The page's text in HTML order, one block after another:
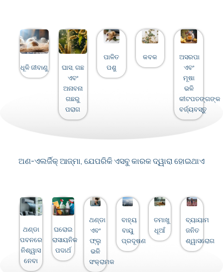
ଧୂଳି ଜୀବାଣୁ
ଘାସ, ଗଛ
ଏବଂ
ଅନାବନା
ଗଛରୁ
ପରାଗ
ପାଳିତ
ପଶୁ
କବକ
ଅସରପା
ଏବଂ
ମୂଷା
ଭଳି
କୀଟପତଙ୍ଗଙ୍କ
ବର୍ଜ୍ୟବସ୍ତୁ
ଅଣ-ଏଲର୍ଜିକ୍ ଆଜ୍‌ମା, ଯେପରିକି ଏସବୁ କାରକ ଦ୍ୱାରା ହୋଇଥାଏ
ଥଣ୍ଡା
ପବନରେ
ନିଶ୍ୱାସ
ନେବା
ଘରୋଇ
ରାସାୟନିକ
ପଦାର୍ଥ
ଥଣ୍ଡା
ଏବଂ
ଫ୍ଲୁ
ଭଳି
ସଂକ୍ରାମକ
ବାହ୍ୟ
ବାୟୁ
ପ୍ରଦୂଷଣ
ତମାଖୁ
ଧୂଆଁ
ବ୍ୟାୟାମ
ଜନିତ
ଶ୍ୱାସରୋଗ